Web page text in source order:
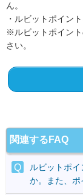
ん。
・ルビットポイン
※ルビットポイン
さい。
関連するFAQ
ルビットポ
か。また、ポ